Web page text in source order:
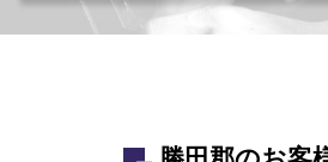
カー用品取付